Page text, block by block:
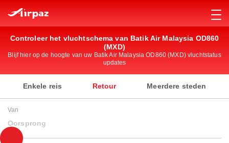
Controleer het vluchtschema van Batik Air Malaysia OD860
(MXD)
Blijf hier op de hoogte van uw Batik Air Malaysia OD860 (MXD) vluchtstatus
updates
Enkele reis Retour Meerdere steden
Van
Oorsprong